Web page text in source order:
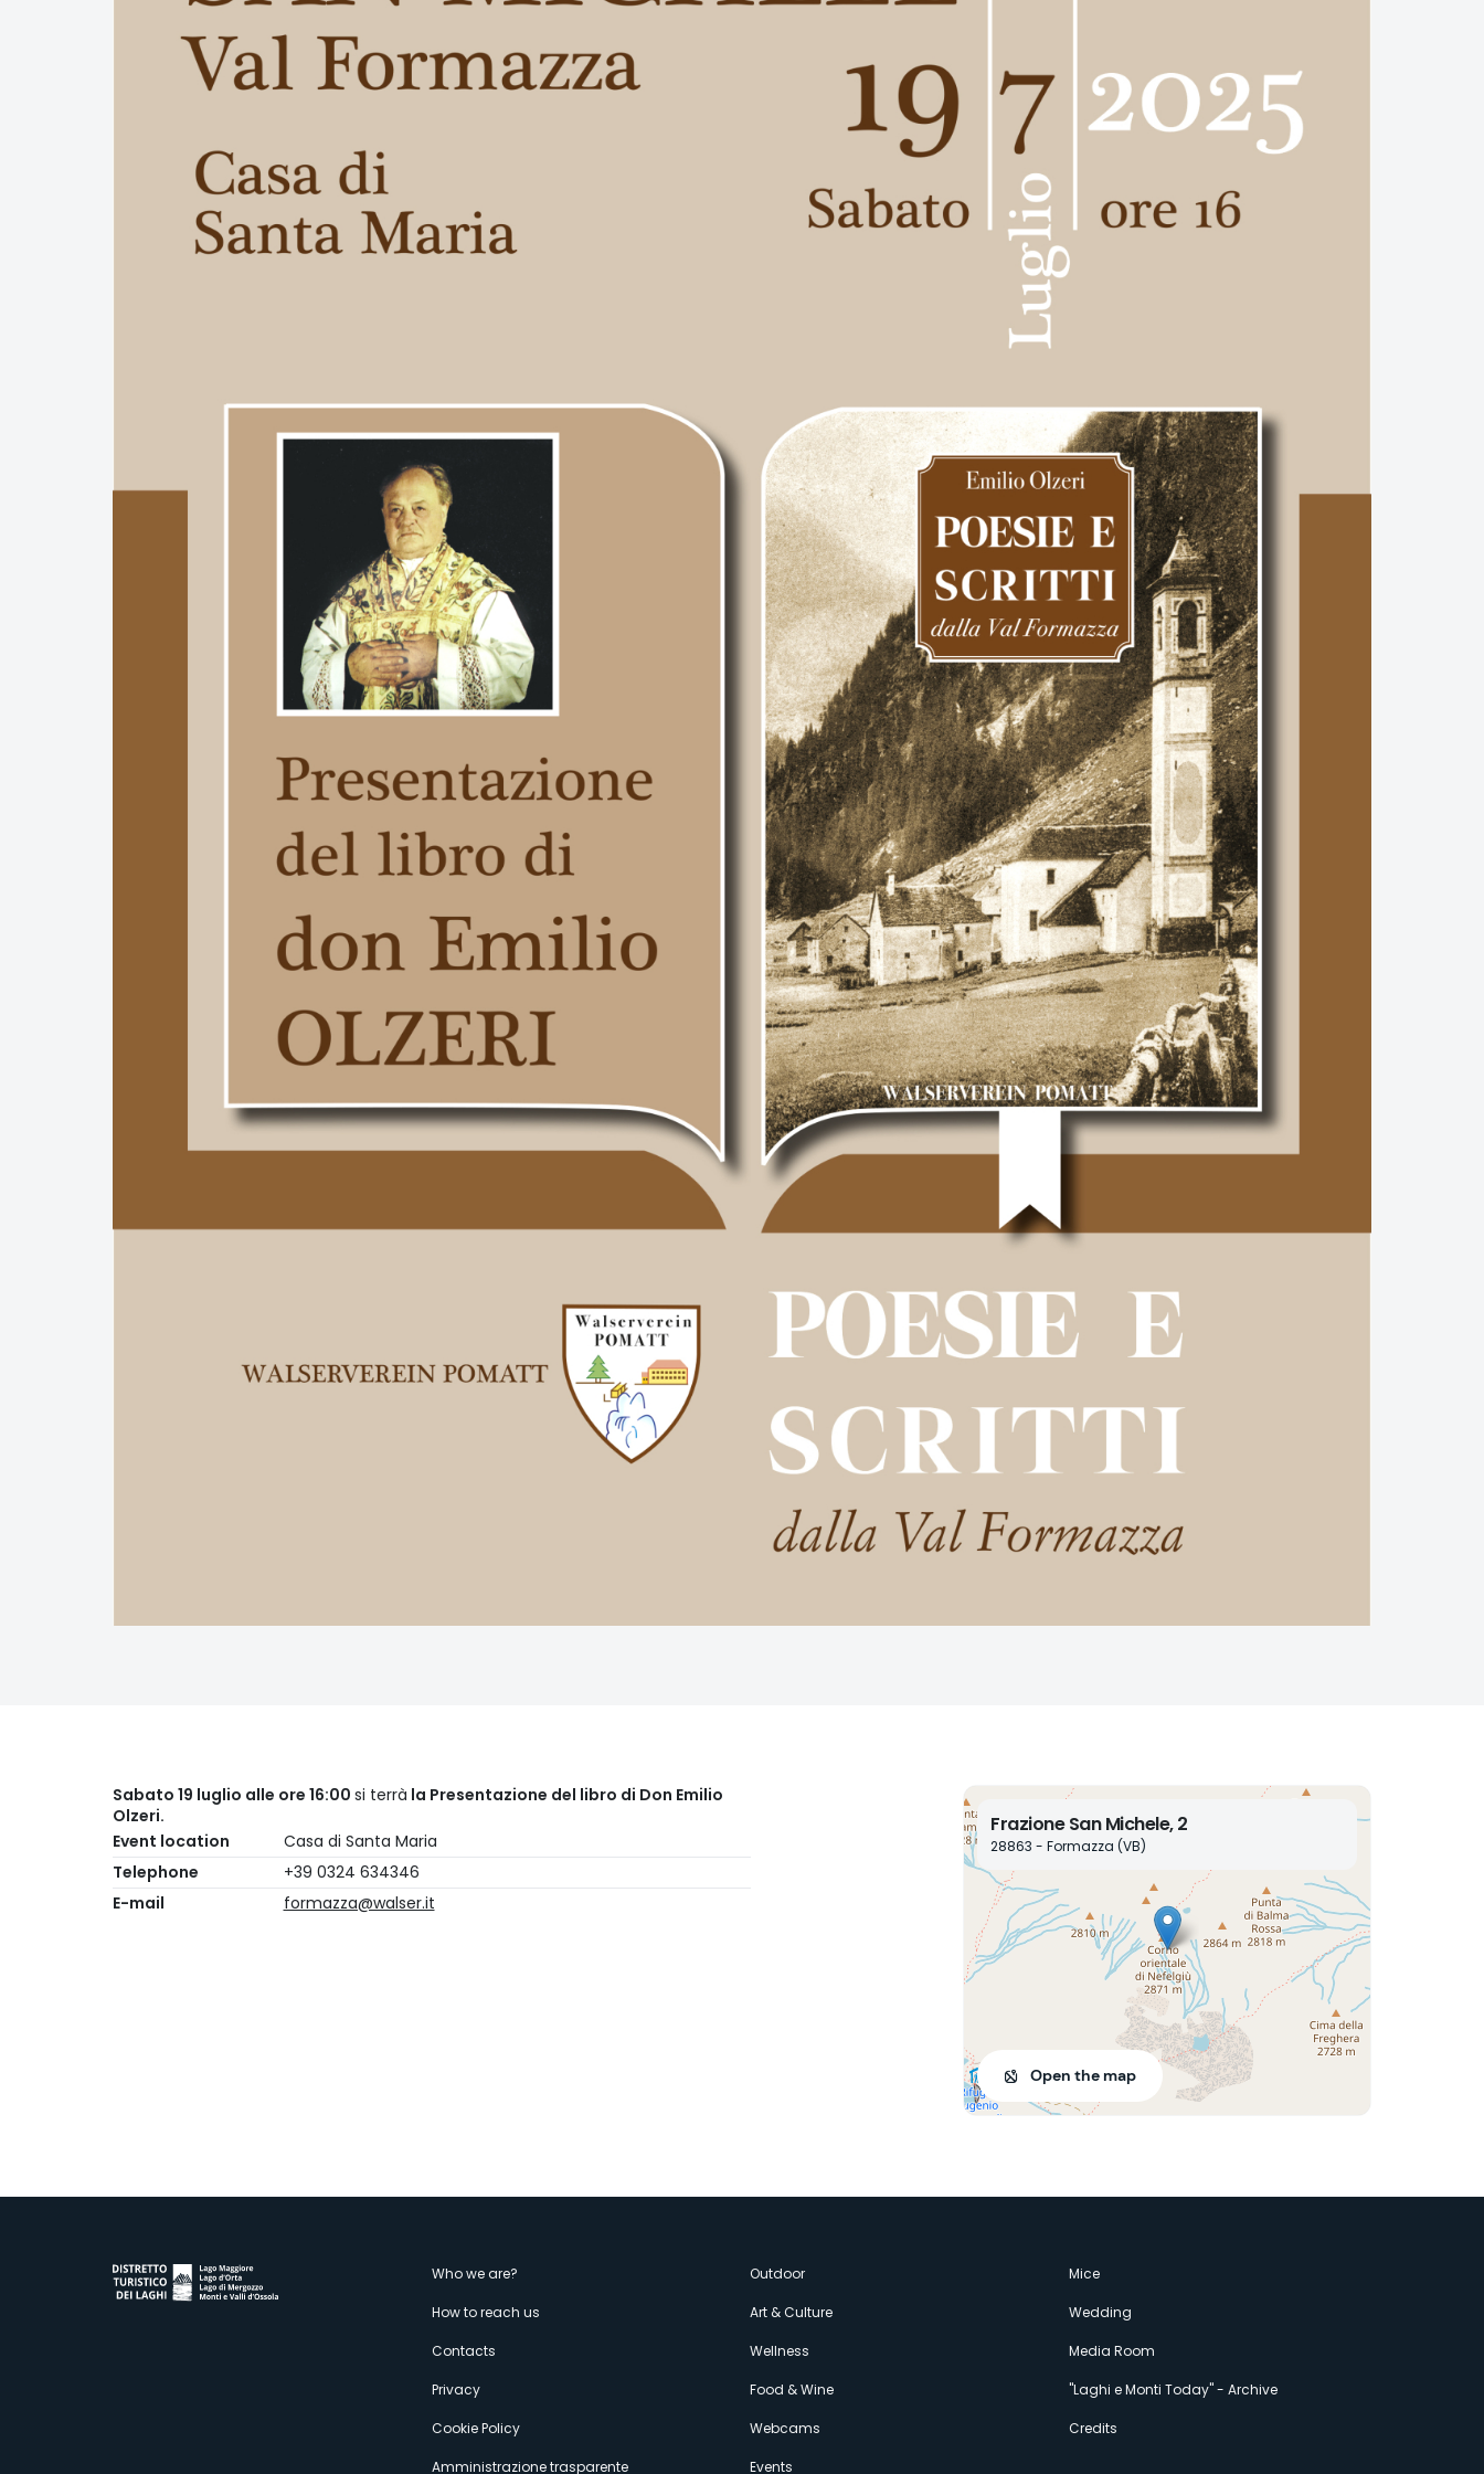
Sabato 19 luglio alle ore 16:00 si terrà la Presentazione del libro di Don Emilio
Olzeri.
Event location
Casa di Santa Maria
Telephone
+39 0324 634346
E-mail
formazza@walser.it
Frazione San Michele, 2
28863 - Formazza (VB)
Open the map
Menù
secondario
Who we are?
How to reach us
Contacts
Privacy
Cookie Policy
Amministrazione trasparente
Outdoor
Art & Culture
Wellness
Food & Wine
Webcams
Events
Mice
Wedding
Media Room
"Laghi e Monti Today" - Archive
Credits